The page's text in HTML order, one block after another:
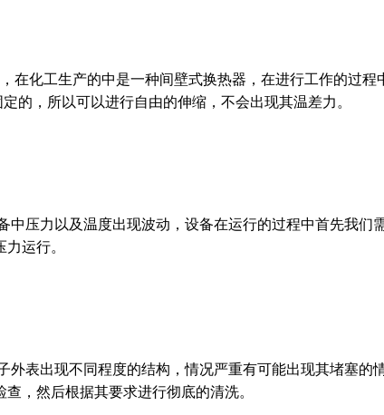
在化工生产的中是一种间壁式换热器，在进行工作的过程
的，所以可以进行自由的伸缩，不会出现其温差力。
压力以及温度出现波动，设备在运行的过程中首先我们
运行。
表出现不同程度的结构，情况严重有可能出现其堵塞的
，然后根据其要求进行彻底的清洗。